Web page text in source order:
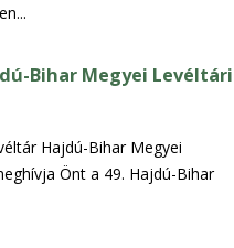
Bihar Megyei Levéltári
Hajdú-Bihar Megyei
Önt a 49. Hajdú-Bihar